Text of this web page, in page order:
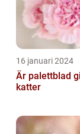
16 januari 2024
Är palettblad
katter